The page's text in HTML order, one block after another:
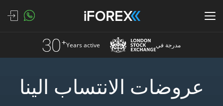
مدرجة في Years active
عروضات الانتساب الينا